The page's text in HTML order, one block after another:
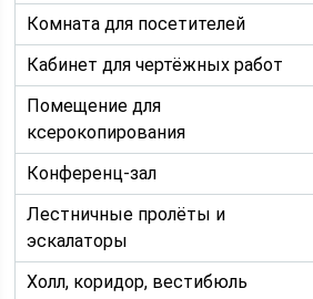
Комната для посетителей
Кабинет для чертёжных работ
Помещение для
ксерокопирования
Конференц-зал
Лестничные пролёты и
эскалаторы
Холл, коридор, вестибюль